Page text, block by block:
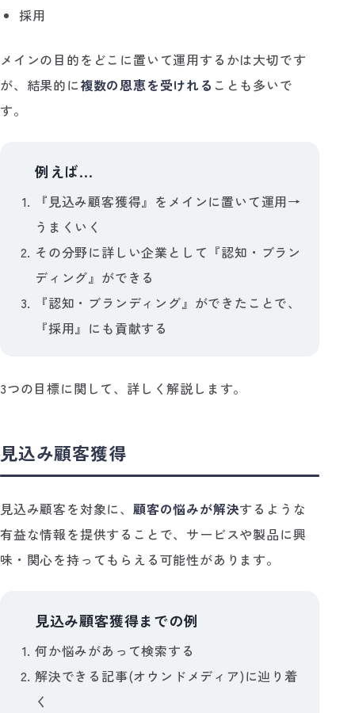
採用
メインの目的をどこに置いて運用するかは大切です
が、結果的に複数の恩恵を受けれる ことも多いで
す。
例えば...
『見込み顧客獲得』をメインに置いて運用→
うまくいく
その分野に詳しい企業として『認知・ブラン
ディング』ができる
『認知・ブランディング』ができたことで、
『採用』にも貢献する
3つの目標に関して、詳しく解説します。
見込み顧客獲得
見込み顧客を対象に、 顧客の悩みが解決するような
有益な情報を提供することで、サービスや製品に興
味・関心を持ってもらえる可能性があります。
見込み顧客獲得までの例
何か悩みがあって検索する
解決できる記事(オウンドメディア)に辿り着
く